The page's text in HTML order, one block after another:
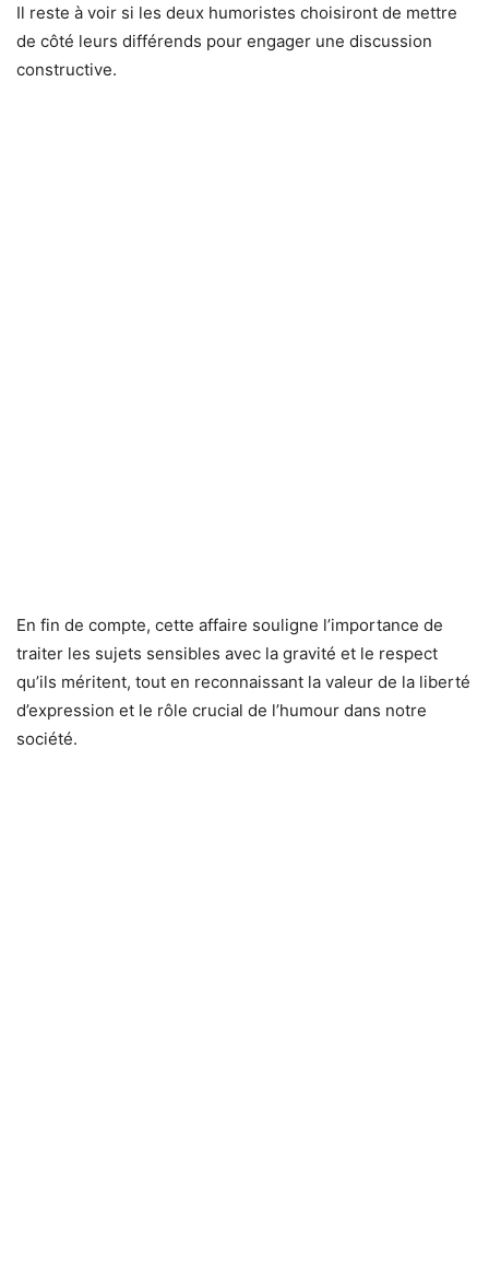
Il reste à voir si les deux humoristes choisiront de mettre
de côté leurs différends pour engager une discussion
constructive.
En fin de compte, cette affaire souligne l’importance de
traiter les sujets sensibles avec la gravité et le respect
qu’ils méritent, tout en reconnaissant la valeur de la liberté
d’expression et le rôle crucial de l’humour dans notre
société.